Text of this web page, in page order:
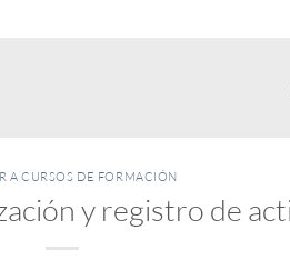
A CURSOS DE FORMACIÓN
y registro de